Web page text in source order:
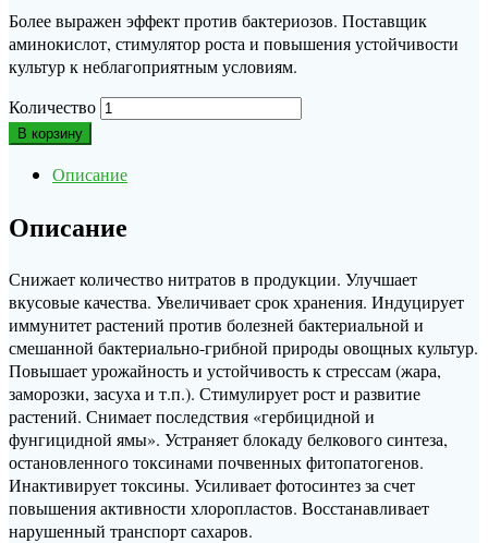
Более выражен эффект против бактериозов. Поставщик
аминокислот, стимулятор роста и повышения устойчивости
культур к неблагоприятным условиям.
Количество
В корзину
Описание
Описание
Снижает количество нитратов в продукции. Улучшает
вкусовые качества. Увеличивает срок хранения. Индуцирует
иммунитет растений против болезней бактериальной и
смешанной бактериально-грибной природы овощных культур.
Повышает урожайность и устойчивость к стрессам (жара,
заморозки, засуха и т.п.). Стимулирует рост и развитие
растений. Снимает последствия «гербицидной и
фунгицидной ямы». Устраняет блокаду белкового синтеза,
остановленного токсинами почвенных фитопатогенов.
Инактивирует токсины. Усиливает фотосинтез за счет
повышения активности хлоропластов. Восстанавливает
нарушенный транспорт сахаров.